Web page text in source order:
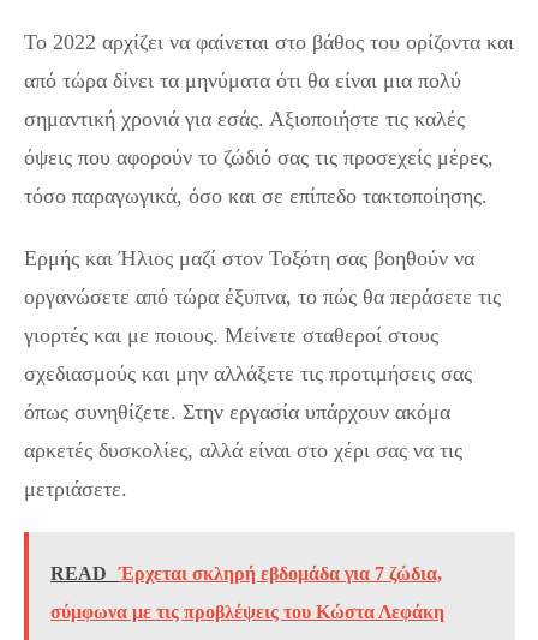
Το 2022 αρχίζει να φαίνεται στο βάθος του ορίζοντα και
από τώρα δίνει τα μηνύματα ότι θα είναι μια πολύ
σημαντική χρονιά για εσάς. Αξιοποιήστε τις καλές
όψεις που αφορούν το ζώδιό σας τις προσεχείς μέρες,
τόσο παραγωγικά, όσο και σε επίπεδο τακτοποίησης.
Ερμής και Ήλιος μαζί στον Τοξότη σας βοηθούν να
οργανώσετε από τώρα έξυπνα, το πώς θα περάσετε τις
γιορτές και με ποιους. Μείνετε σταθεροί στους
σχεδιασμούς και μην αλλάξετε τις προτιμήσεις σας
όπως συνηθίζετε. Στην εργασία υπάρχουν ακόμα
αρκετές δυσκολίες, αλλά είναι στο χέρι σας να τις
μετριάσετε.
READ
Έρχεται σκληρή εβδομάδα για 7 ζώδια,
σύμφωνα με τις προβλέψεις του Κώστα Λεφάκη